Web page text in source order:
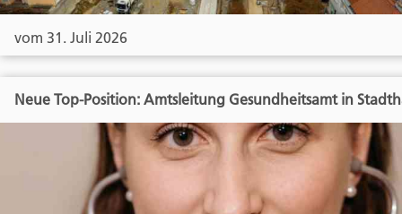
vom 31. Juli 2026
Neue Top-Position: Amtsleitung Gesundheitsamt in